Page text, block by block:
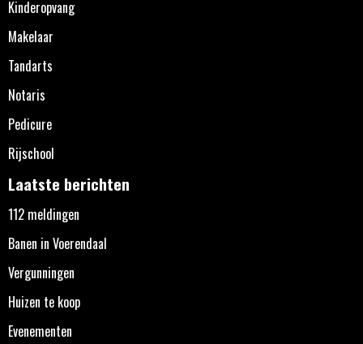
Kinderopvang
Makelaar
Tandarts
Notaris
Pedicure
Rijschool
Laatste berichten
112 meldingen
Banen in Voerendaal
Vergunningen
Huizen te koop
Evenementen